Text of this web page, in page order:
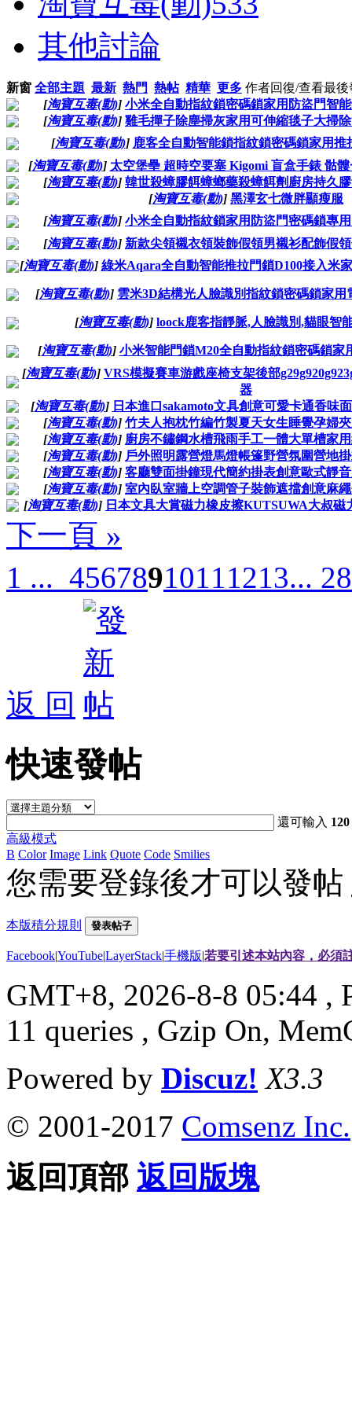
其他討論
新窗 全部主題 最新 熱門 熱帖 精華 更多 作者回復/查看最後
[淘寶互毒(動)] 小米全自動指紋鎖密碼鎖家用防盜門智
[淘寶互毒(動)] 雞毛撣子除塵掃灰家用可伸縮毯子大掃
[淘寶互毒(動)] 鹿客全自動智能鎖指紋鎖密碼鎖家用推
[淘寶互毒(動)] 太空堡壘 超時空要塞 Kigomi 盲盒手錶 骷
[淘寶互毒(動)] 韓世殺蟑膠餌蟑螂藥殺蟑餌劑廚房持久
[淘寶互毒(動)] 黑澤玄七微胖顯瘦服
[淘寶互毒(動)] 小米全自動指紋鎖家用防盜門密碼鎖專
[淘寶互毒(動)] 新款尖領襯衣領裝飾假領男襯衫配飾假
[淘寶互毒(動)] 綠米Aqara全自動智能推拉門鎖D100接入米
[淘寶互毒(動)] 雲米3D結構光人臉識別指紋鎖密碼鎖家用
[淘寶互毒(動)] loock鹿客指靜脈,人臉識別,貓眼智
[淘寶互毒(動)] 小米智能門鎖M20全自動指紋鎖密碼鎖家
[淘寶互毒(動)] VRS模擬賽車游戲座椅支架後部
器
[淘寶互毒(動)] 日本進口sakamoto文具創意可愛卡通香味
[淘寶互毒(動)] 竹夫人抱枕竹編竹製夏天女生睡覺孕婦
[淘寶互毒(動)] 廚房不鏽鋼水槽飛雨手工一體大單槽家
[淘寶互毒(動)] 戶外照明露營燈馬燈帳篷野營氛圍營地
[淘寶互毒(動)] 客廳雙面掛鐘現代簡約掛表創意歐式靜
[淘寶互毒(動)] 室內臥室牆上空調管子裝飾遮擋創意麻
[淘寶互毒(動)] 日本文具大賞磁力橡皮擦KUTSUWA大叔磁
下一頁 »
1 ... 45678910111213... 28
返 回
快速發帖
還可輸入 120
高級模式
B Color Image Link Quote Code Smilies
您需要登錄後才可以發帖
本版積分規則 發表帖子
Facebook|YouTube|LayerStack|手機版|若要引述本站內容，必須
GMT+8, 2026-8-8 05:44 ,
11 queries , Gzip On,
Powered by Discuz! X3.3
© 2001-2017 Comsenz Inc.
返回頂部 返回版塊